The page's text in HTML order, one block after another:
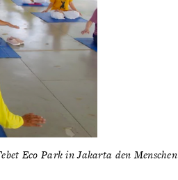
Eco Park in Jakarta den Menschen